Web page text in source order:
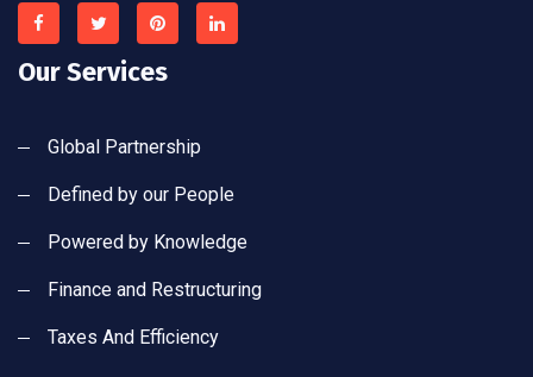
Our Services
Global Partnership
Defined by our People
Powered by Knowledge
Finance and Restructuring
Taxes And Efficiency